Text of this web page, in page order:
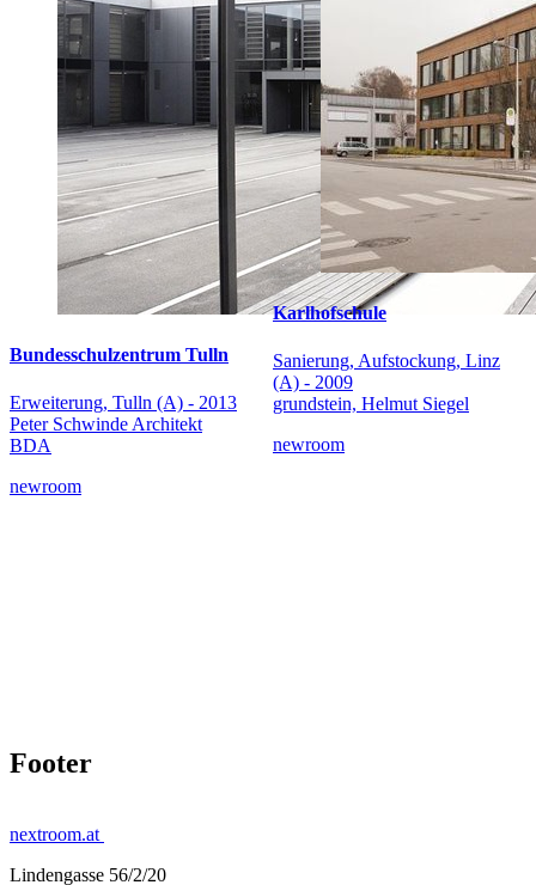
Bundesschulzentrum Tulln
Erweiterung, Tulln (A) - 2013
Peter Schwinde Architekt
BDA
newroom
Karlhofschule
Sanierung, Aufstockung, Linz
(A) - 2009
grundstein, Helmut Siegel
newroom
Footer
nextroom.at
Lindengasse 56/2/20